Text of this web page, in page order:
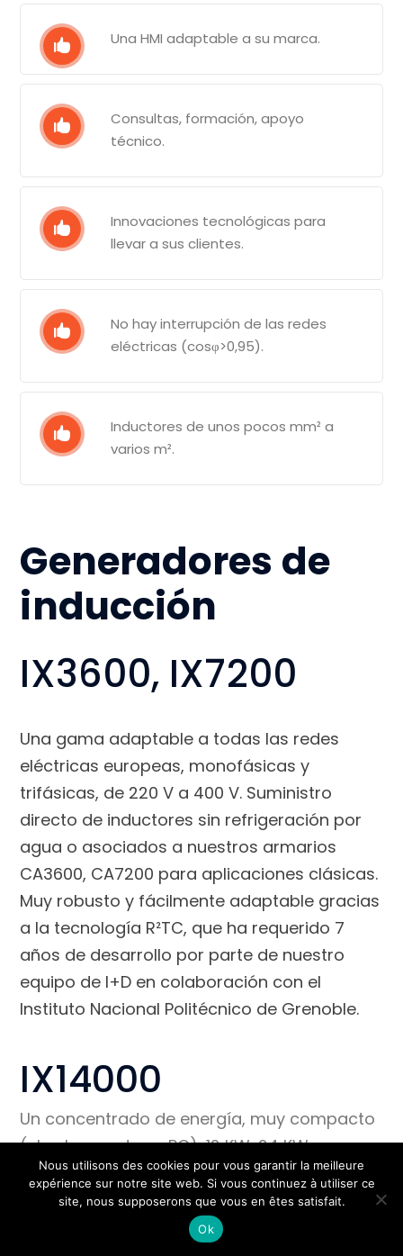
Una HMI adaptable a su marca.
Consultas, formación, apoyo
técnico.
Innovaciones tecnológicas para
llevar a sus clientes.
No hay interrupción de las redes
eléctricas (cosφ>0,95).
Inductores de unos pocos mm² a
varios m².
Generadores de
inducción
IX3600, IX7200
Una gama adaptable a todas las redes
eléctricas europeas, monofásicas y
trifásicas, de 220 V a 400 V. Suministro
directo de inductores sin refrigeración por
agua o asociados a nuestros armarios
CA3600, CA7200 para aplicaciones clásicas.
Muy robusto y fácilmente adaptable gracias
a la tecnología R²TC, que ha requerido 7
años de desarrollo por parte de nuestro
equipo de I+D en colaboración con el
Instituto Nacional Politécnico de Grenoble.
IX14000
Un concentrado de energía, muy compacto
(el volumen de un PC), 12 KW, 24 KW
acoplable. También disponible en versión
modular para armarios de hasta 100 KW.
Nous utilisons des cookies pour vous garantir la meilleure
expérience sur notre site web. Si vous continuez à utiliser ce
site, nous supposerons que vous en êtes satisfait.
Ok